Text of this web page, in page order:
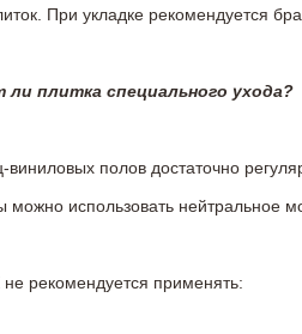
При укладке рекомендуется
ли плитка специального ухода?
виниловых полов достаточно
можно использовать
рекомендуется применять: